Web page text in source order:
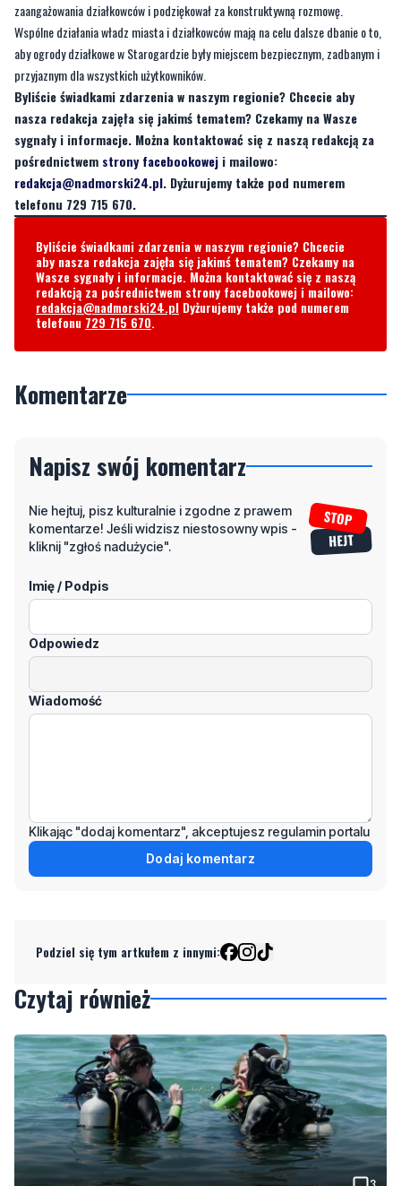
zaangażowania działkowców i podziękował za konstruktywną rozmowę.
Wspólne działania władz miasta i działkowców mają na celu dalsze dbanie o to,
aby ogrody działkowe w Starogardzie były miejscem bezpiecznym, zadbanym i
przyjaznym dla wszystkich użytkowników.
Byliście świadkami zdarzenia w naszym regionie? Chcecie aby
nasza redakcja zajęła się jakimś tematem? Czekamy na Wasze
sygnały i informacje. Można kontaktować się z naszą redakcją za
pośrednictwem strony facebookowej i mailowo:
redakcja@nadmorski24.pl. Dyżurujemy także pod numerem
telefonu 729 715 670.
Byliście świadkami zdarzenia w naszym regionie? Chcecie
aby nasza redakcja zajęła się jakimś tematem? Czekamy na
Wasze sygnały i informacje. Można kontaktować się z naszą
redakcją za pośrednictwem strony facebookowej i mailowo:
redakcja@nadmorski24.pl Dyżurujemy także pod numerem
telefonu 729 715 670.
Komentarze
Napisz swój komentarz
Nie hejtuj, pisz kulturalnie i zgodne z prawem
komentarze! Jeśli widzisz niestosowny wpis -
kliknij "zgłoś nadużycie".
Imię / Podpis
Odpowiedz
Wiadomość
Klikając "dodaj komentarz", akceptujesz regulamin portalu
Dodaj komentarz
Podziel się tym artkułem z innymi:
Czytaj również